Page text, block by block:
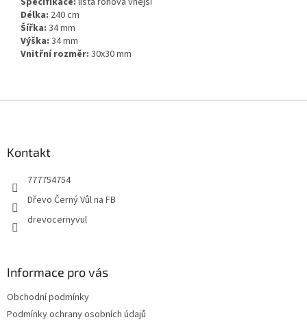
Délka: 240 cm
Šířka: 34 mm
Výška: 34 mm
Vnitřní rozměr: 30x30 mm
Kontakt
777754754
Dřevo Černý Vůl na FB
drevocernyvul
Informace pro vás
Obchodní podmínky
Podmínky ochrany osobních údajů